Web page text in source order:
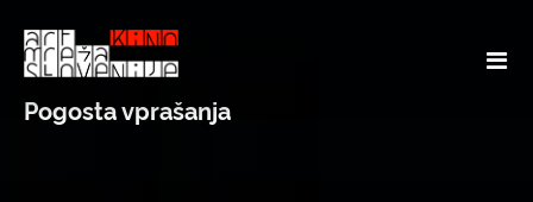
Pogosta vprašanja